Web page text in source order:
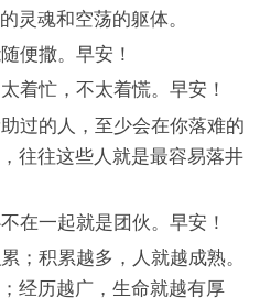
灵魂和空荡的躯体。
便撒。早安！
着忙，不太着慌。早安！
过的人，至少会在你落难的
往往这些人就是最容易落井
在一起就是团伙。早安！
；积累越多，人就越成熟。
经历越广，生命就越有厚